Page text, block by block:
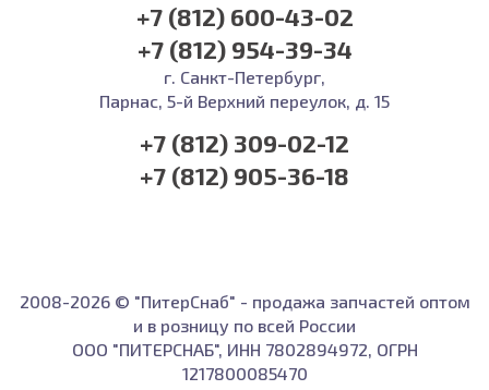
+7 (812) 600-43-02
+7 (812) 954-39-34
г. Санкт-Петербург,
Парнас, 5-й Верхний переулок, д. 15
+7 (812) 309-02-12
+7 (812) 905-36-18
2008-2026 © "ПитерСнаб" - продажа запчастей оптом
и в розницу по всей России
ООО "ПИТЕРСНАБ", ИНН 7802894972, ОГРН
1217800085470